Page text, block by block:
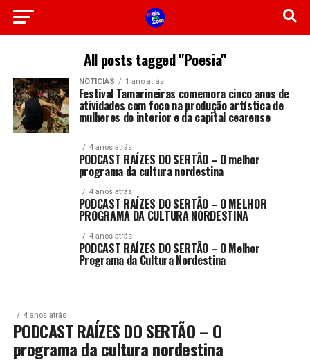
All posts tagged "Poesia"
NOTICIAS 1 ano atrás
Festival Tamarineiras comemora cinco anos de
atividades com foco na produção artística de
mulheres do interior e da capital cearense
4 anos atrás
PODCAST RAÍZES DO SERTÃO – O melhor
programa da cultura nordestina
4 anos atrás
PODCAST RAÍZES DO SERTÃO – O MELHOR
PROGRAMA DA CULTURA NORDESTINA
4 anos atrás
PODCAST RAÍZES DO SERTÃO – O Melhor
Programa da Cultura Nordestina
4 anos atrás
PODCAST RAÍZES DO SERTÃO – O
programa da cultura nordestina